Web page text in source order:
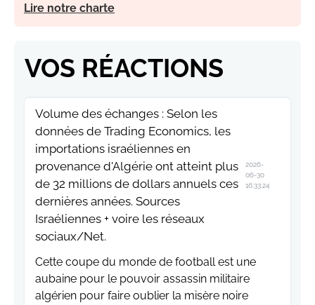
Lire notre charte
VOS RÉACTIONS
Volume des échanges : Selon les
données de Trading Economics, les
importations israéliennes en
provenance d'Algérie ont atteint plus
de 32 millions de dollars annuels ces
dernières années. Sources
Israéliennes + voire les réseaux
sociaux/Net.
2026-
06-30
16:33:24
Cette coupe du monde de football est une
aubaine pour le pouvoir assassin militaire
algérien pour faire oublier la misère noire